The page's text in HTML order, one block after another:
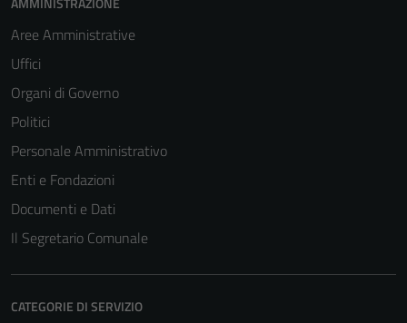
Aree Amministrative
Uffici
Organi di Governo
Politici
Personale Amministrativo
Enti e Fondazioni
Documenti e Dati
Il Segretario Comunale
CATEGORIE DI SERVIZIO